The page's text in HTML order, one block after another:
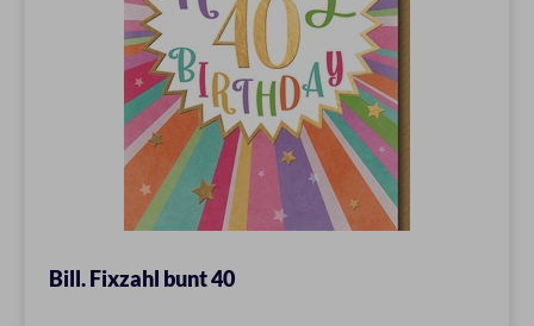
Bill. Fixzahl bunt 40